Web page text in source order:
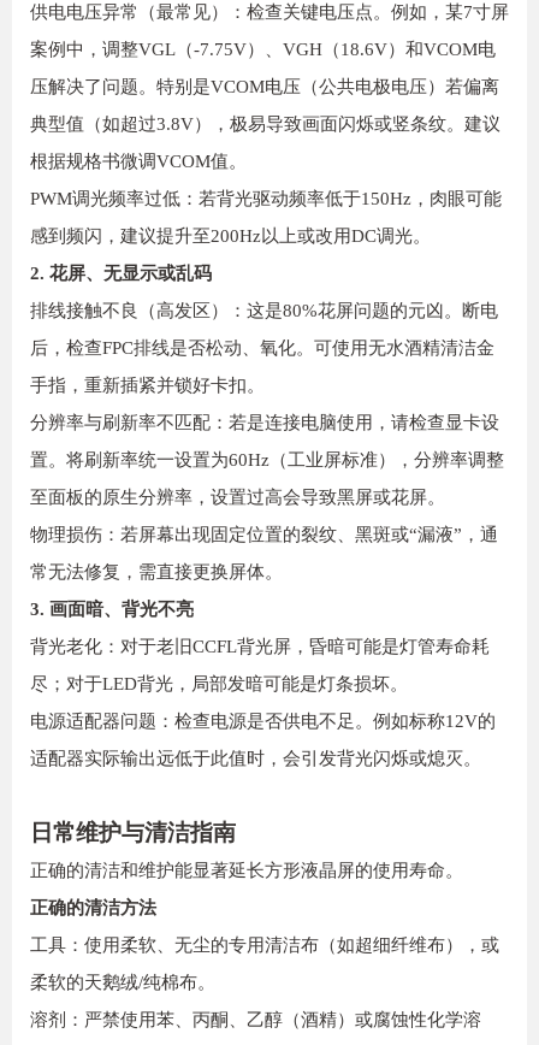
供电电压异常（最常见）：检查关键电压点。例如，某7寸屏
案例中，调整VGL（-7.75V）、VGH（18.6V）和VCOM电
压解决了问题。特别是VCOM电压（公共电极电压）若偏离
典型值（如超过3.8V），极易导致画面闪烁或竖条纹。建议
根据规格书微调VCOM值。
PWM调光频率过低：若背光驱动频率低于150Hz，肉眼可能
感到频闪，建议提升至200Hz以上或改用DC调光。
2. 花屏、无显示或乱码
排线接触不良（高发区）：这是80%花屏问题的元凶。断电
后，检查FPC排线是否松动、氧化。可使用无水酒精清洁金
手指，重新插紧并锁好卡扣。
分辨率与刷新率不匹配：若是连接电脑使用，请检查显卡设
置。将刷新率统一设置为60Hz（工业屏标准），分辨率调整
至面板的原生分辨率，设置过高会导致黑屏或花屏。
物理损伤：若屏幕出现固定位置的裂纹、黑斑或“漏液”，通
常无法修复，需直接更换屏体。
3. 画面暗、背光不亮
背光老化：对于老旧CCFL背光屏，昏暗可能是灯管寿命耗
尽；对于LED背光，局部发暗可能是灯条损坏。
电源适配器问题：检查电源是否供电不足。例如标称12V的
适配器实际输出远低于此值时，会引发背光闪烁或熄灭。
日常维护与清洁指南
正确的清洁和维护能显著延长方形液晶屏的使用寿命。
正确的清洁方法
工具：使用柔软、无尘的专用清洁布（如超细纤维布），或
柔软的天鹅绒/纯棉布。
溶剂：严禁使用苯、丙酮、乙醇（酒精）或腐蚀性化学溶